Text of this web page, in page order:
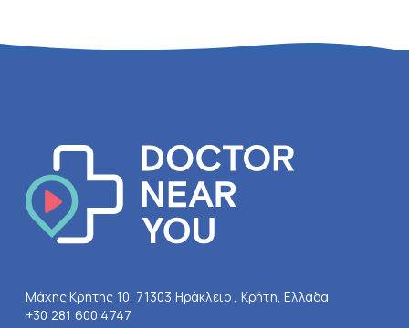
Μάχης Κρήτης 10, 71303 Ηράκλειο , Κρήτη, Ελλάδα
+30 281 600 4747